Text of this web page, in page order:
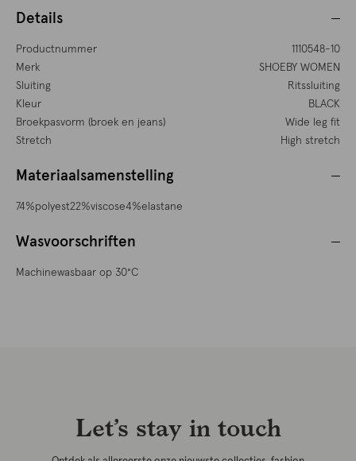
Details
Productnummer
1110548-10
Merk
SHOEBY WOMEN
Sluiting
Ritssluiting
Kleur
BLACK
Broekpasvorm (broek en jeans)
Wide leg fit
Stretch
High stretch
Materiaalsamenstelling
74%polyest22%viscose4%elastane
Wasvoorschriften
Machinewasbaar op 30°C
Let’s stay in touch